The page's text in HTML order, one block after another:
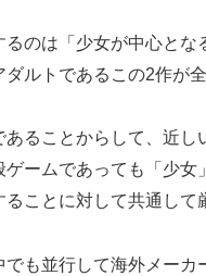
のは「少女が中心とな
ルトであるこの2作が
ることからして、近
ゲームであっても「少
ることに対して共通して
も並行して海外メー